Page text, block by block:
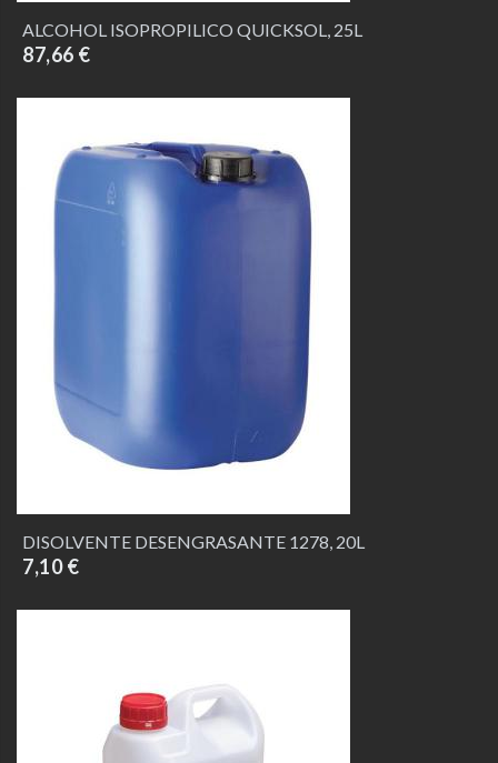
ALCOHOL ISOPROPILICO QUICKSOL, 25L
87,66 €
DISOLVENTE DESENGRASANTE 1278, 20L
7,10 €